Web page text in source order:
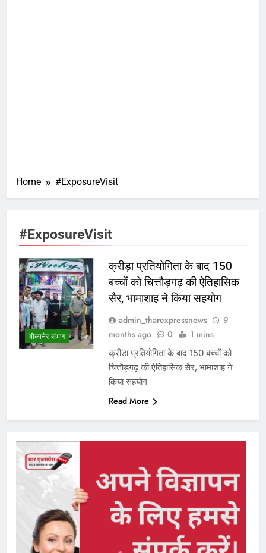
Home #ExposureVisit
#ExposureVisit
बीकानेर संभाग
क्रीड़ा प्रतियोगिता के बाद 150
बच्चों को चित्तौड़गढ़ की ऐतिहासिक
सैर, भामाशाह ने किया सहयोग
admin_tharexpressnews
9
months ago
0 1 mins
क्रीड़ा प्रतियोगिता के बाद 150 बच्चों को
चित्तौड़गढ़ की ऐतिहासिक सैर, भामाशाह ने
किया सहयोग
Read More